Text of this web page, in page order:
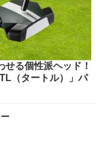
せる個性派ヘッド！
（タートル）」パ